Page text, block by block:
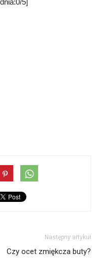
5]
Następny artykuł
Czy ocet zmiękcza buty?